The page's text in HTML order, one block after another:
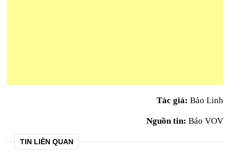
Tác giả: Bảo Linh
Nguồn tin: Báo VOV
TIN LIÊN QUAN